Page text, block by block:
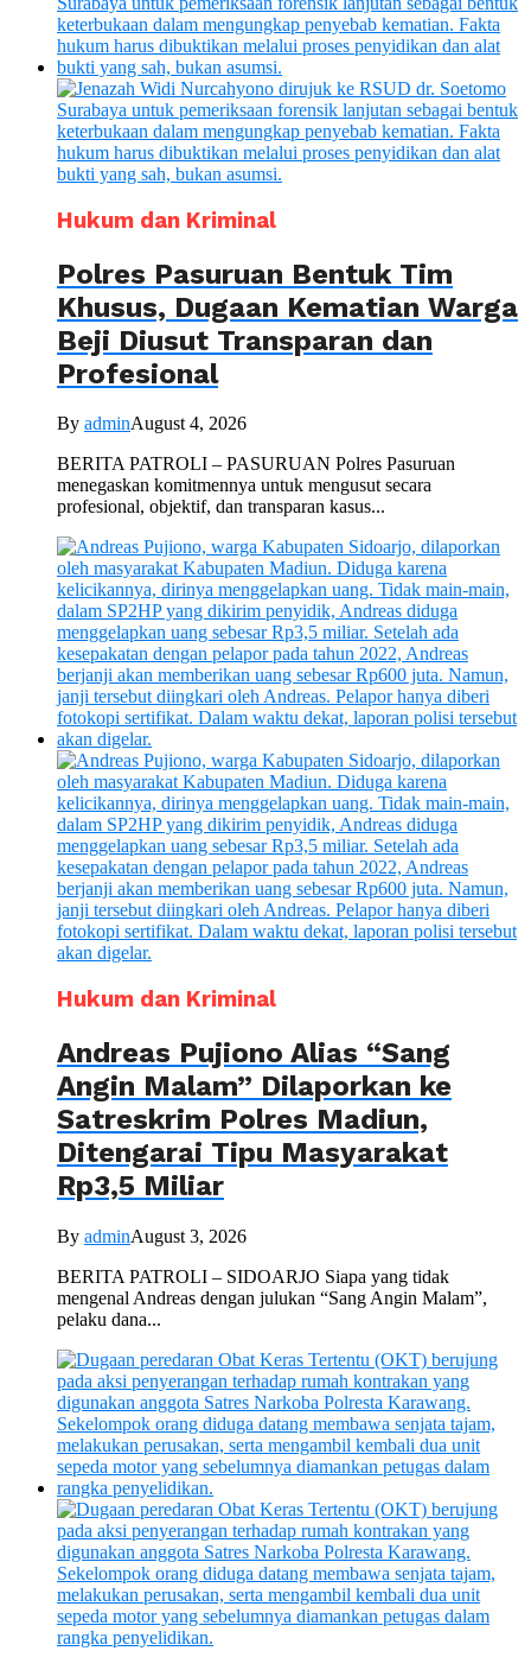
Hukum dan Kriminal
Polres Pasuruan Bentuk Tim
Khusus, Dugaan Kematian Warga
Beji Diusut Transparan dan
Profesional
By adminAugust 4, 2026
BERITA PATROLI – PASURUAN Polres Pasuruan
menegaskan komitmennya untuk mengusut secara
profesional, objektif, dan transparan kasus...
Hukum dan Kriminal
Andreas Pujiono Alias “Sang
Angin Malam” Dilaporkan ke
Satreskrim Polres Madiun,
Ditengarai Tipu Masyarakat
Rp3,5 Miliar
By adminAugust 3, 2026
BERITA PATROLI – SIDOARJO Siapa yang tidak
mengenal Andreas dengan julukan “Sang Angin Malam”,
pelaku dana...